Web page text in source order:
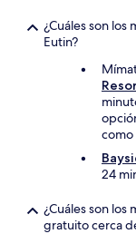
¿Cuáles son los
Eutin?
como
24
¿Cuáles son
gratuito cerca